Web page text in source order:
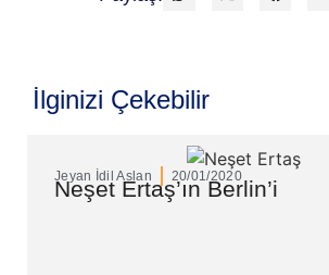
İlginizi Çekebilir
Jeyan İdil Aslan 20/01/2020
Neşet Ertaş’ın Berlin’i